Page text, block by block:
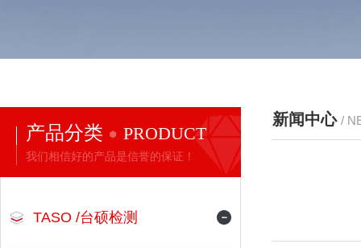
产品分类 PRODUCT
我们相信好的产品是信誉的保证！
TASO /台硕检测
新闻中心 /